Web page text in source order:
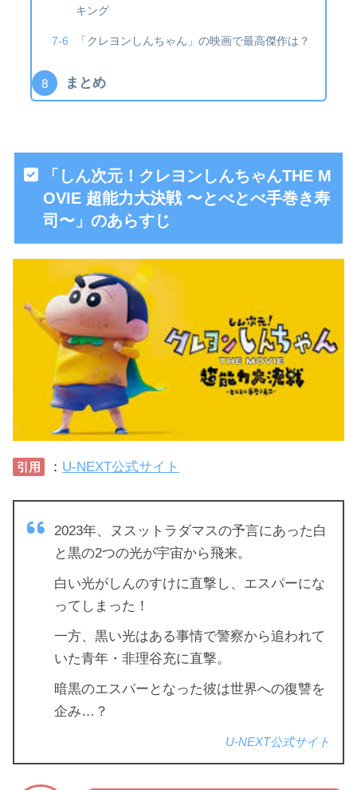
キング
「クレヨンしんちゃん」の映画で最高傑作は？
まとめ
「しん次元！クレヨンしんちゃんTHE M
OVIE 超能力大決戦 〜とべとべ手巻き寿
司〜」のあらすじ
引用 ： U-NEXT公式サイト
2023年、ヌスットラダマスの予言にあった白
と黒の2つの光が宇宙から飛来。
白い光がしんのすけに直撃し、エスパーにな
ってしまった！
一方、黒い光はある事情で警察から追われて
いた青年・非理谷充に直撃。
暗黒のエスパーとなった彼は世界への復讐を
企み…？
U-NEXT公式サイト